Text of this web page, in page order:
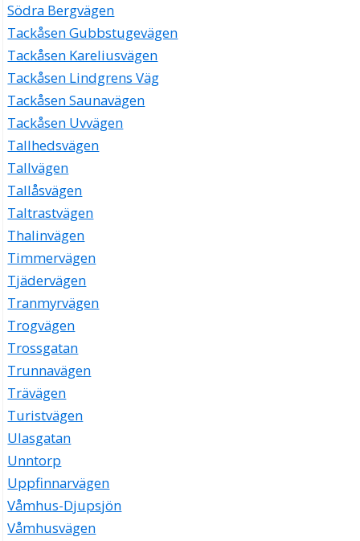
Södra Bergvägen
Tackåsen Gubbstugevägen
Tackåsen Kareliusvägen
Tackåsen Lindgrens Väg
Tackåsen Saunavägen
Tackåsen Uvvägen
Tallhedsvägen
Tallvägen
Tallåsvägen
Taltrastvägen
Thalinvägen
Timmervägen
Tjädervägen
Tranmyrvägen
Trogvägen
Trossgatan
Trunnavägen
Trävägen
Turistvägen
Ulasgatan
Unntorp
Uppfinnarvägen
Våmhus-Djupsjön
Våmhusvägen